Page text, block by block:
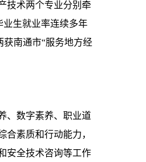
技术两个专业分别牵
业生就业率连续多年
获南通市“服务地方经
、数字素养、职业道
素质和行动能力，
安全技术咨询等工作